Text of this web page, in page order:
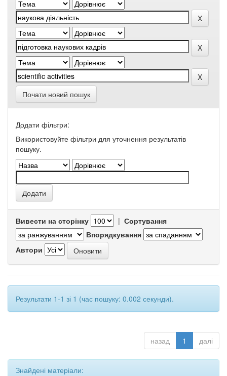
Почати новий пошук
Додати фільтри:
Використовуйте фільтри для уточнення результатів
пошуку.
Вивести на сторінку | Сортування
Впорядкування
Автори
Результати 1-1 зі 1 (час пошуку: 0.002 секунди).
назад 1 далі
Знайдені матеріали: